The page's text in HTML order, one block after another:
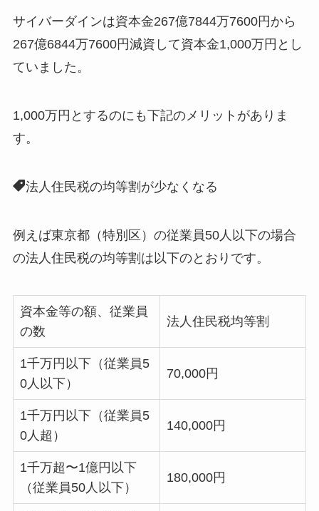
サイバーダインは資本金267億7844万7600円から
267億6844万7600円減資して資本金1,000万円とし
ていました。
1,000万円とするのにも下記のメリットがありま
す。
法人住民税の均等割が少なくなる
例えば東京都（特別区）の従業員50人以下の場合
の法人住民税の均等割は以下のとおりです。
資本金等の額、従業員
の数
法人住民税均等割
1千万円以下（従業員5
0人以下）
70,000円
1千万円以下（従業員5
0人超）
140,000円
1千万超〜1億円以下
（従業員50人以下）
180,000円